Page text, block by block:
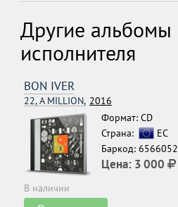
Другие альбомы
исполнителя
BON IVER
22, A MILLION, 2016
Формат: CD
Страна:
ЕС
Баркод:
Цена: 3 000
В наличии